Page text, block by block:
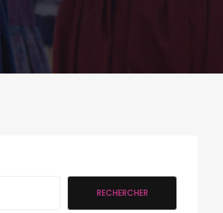
RECHERCHER